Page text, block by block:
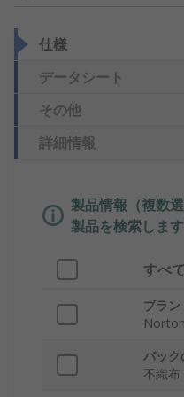
仕様
データシート
その他
詳細情報
製品情報（複数
製品を検索します
すべ
ブラン
Norton
バック
不織布